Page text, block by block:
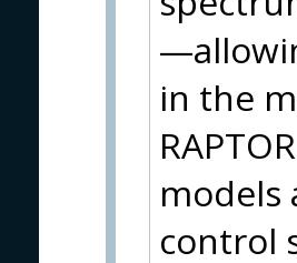
in the
models
control